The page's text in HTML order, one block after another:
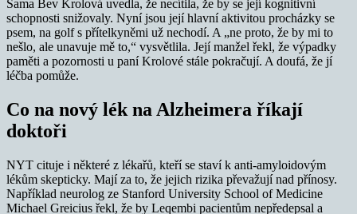
Sama Bev Krolová uvedla, že necítila, že by se její kognitivní
schopnosti snižovaly. Nyní jsou její hlavní aktivitou procházky se
psem, na golf s přítelkyněmi už nechodí. A „ne proto, že by mi to
nešlo, ale unavuje mě to,“ vysvětlila. Její manžel řekl, že výpadky
paměti a pozornosti u paní Krolové stále pokračují. A doufá, že jí
léčba pomůže.
Co na nový lék na Alzheimera říkají
doktoři
NYT cituje i některé z lékařů, kteří se staví k anti-amyloidovým
lékům skepticky. Mají za to, že jejich rizika převažují nad přínosy.
Například neurolog ze Stanford University School of Medicine
Michael Greicius řekl, že by Leqembi pacientům nepředepsal a